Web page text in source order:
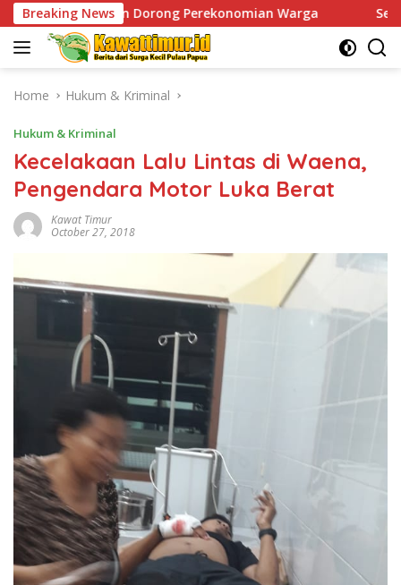
Skip
to
content
Breaking News
Perekonomian Warga Sentuhan Humanis di
Home Hukum & Kriminal
Hukum & Kriminal
Kecelakaan Lalu Lintas di Waena,
Pengendara Motor Luka Berat
Kawat Timur
October 27, 2018